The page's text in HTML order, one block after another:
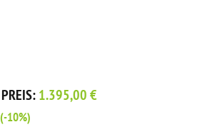
1.395,00 €
(-10%)